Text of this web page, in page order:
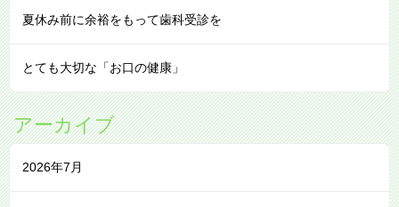
夏休み前に余裕をもって歯科受診を
とても大切な「お口の健康」
アーカイブ
2026年7月